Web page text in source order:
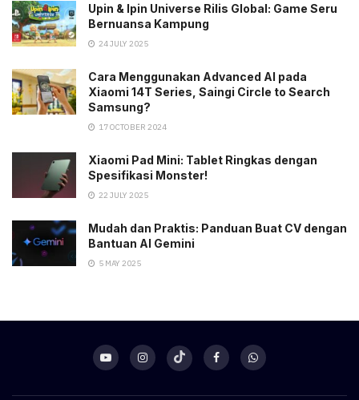
Upin & Ipin Universe Rilis Global: Game Seru
Bernuansa Kampung
24 JULY 2025
Cara Menggunakan Advanced AI pada
Xiaomi 14T Series, Saingi Circle to Search
Samsung?
17 OCTOBER 2024
Xiaomi Pad Mini: Tablet Ringkas dengan
Spesifikasi Monster!
22 JULY 2025
Mudah dan Praktis: Panduan Buat CV dengan
Bantuan AI Gemini
5 MAY 2025